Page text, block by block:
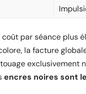
coût par séance plus
la facture
encres noires sont